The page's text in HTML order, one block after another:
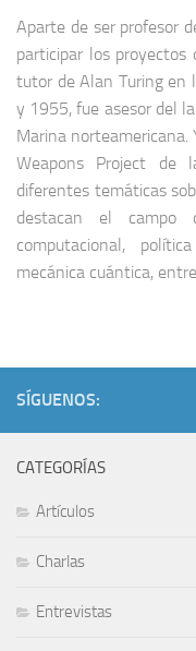
Aparte de ser profesor
participar los proyectos
tutor de Alan Turing en
y 1955, fue asesor del
Marina norteamericana.
Weapons Project de
diferentes temáticas
destacan el
computacional,
mecánica cuántica,
SÍGUENOS:
CATEGORÍAS
Artículos
Charlas
Entrevistas